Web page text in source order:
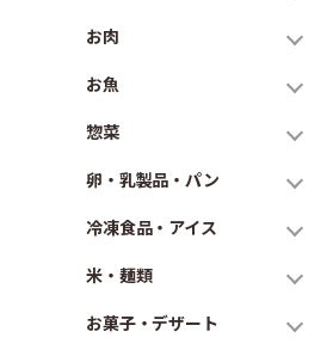
お肉
お魚
惣菜
卵・乳製品・パン
冷凍食品・アイス
米・麺類
お菓子・デザート